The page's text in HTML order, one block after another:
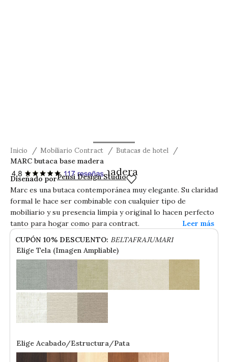
Inicio Mobiliario Contract Butacas de hotel
MARC butaca base madera
MARC butaca base madera
Diseñado porPensi Design Studio
Marc es una butaca contemporánea muy elegante. Su claridad
formal le hace ser combinable con cualquier tipo de
mobiliario y su presencia limpia y original lo hacen perfecto
tanto para hogar como para contract.
CUPÓN 10% DESCUENTO: BELTAFRAJUMAR1
Elige Tela (Imagen Ampliable)
Elige Acabado/Estructura/Pata